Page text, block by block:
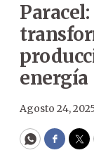
energía
Agosto 24,